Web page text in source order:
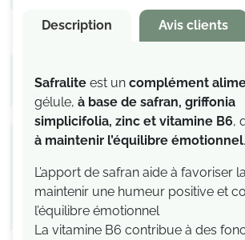
Description Avis clients
Safralite est un complément
gélule, à base de safran, griffonia
simplicifolia, zincet vitamine B6,
à maintenir l’équilibre émotionnel.
L’apport de safran aide à favoriser
maintenir une humeur positive et
l’équilibre émotionnel
La vitamine B6 contribue à des